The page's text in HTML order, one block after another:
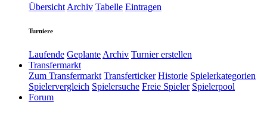
Übersicht Archiv Tabelle Eintragen
Turniere
Laufende Geplante Archiv Turnier erstellen
Transfermarkt
Zum Transfermarkt Transferticker Historie Spielerkategorien
Spielervergleich Spielersuche Freie Spieler Spielerpool
Forum